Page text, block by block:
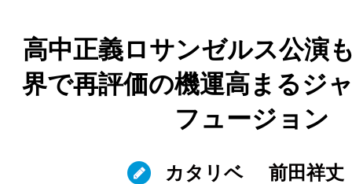
高中正義ロサンゼルス公演
界で再評価の機運高まるジ
フュージョン
カタリベ 前田祥丈